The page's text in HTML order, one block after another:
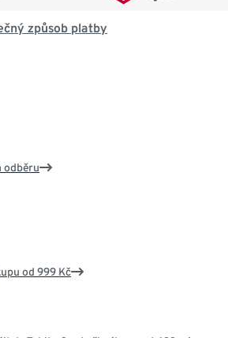
způsob platby
odběru
od 999 Kč